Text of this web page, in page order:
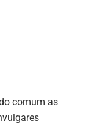
comum as